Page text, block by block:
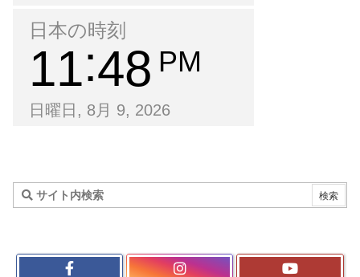
日本の時刻
11 48 PM
日曜日, 8月 9, 2026